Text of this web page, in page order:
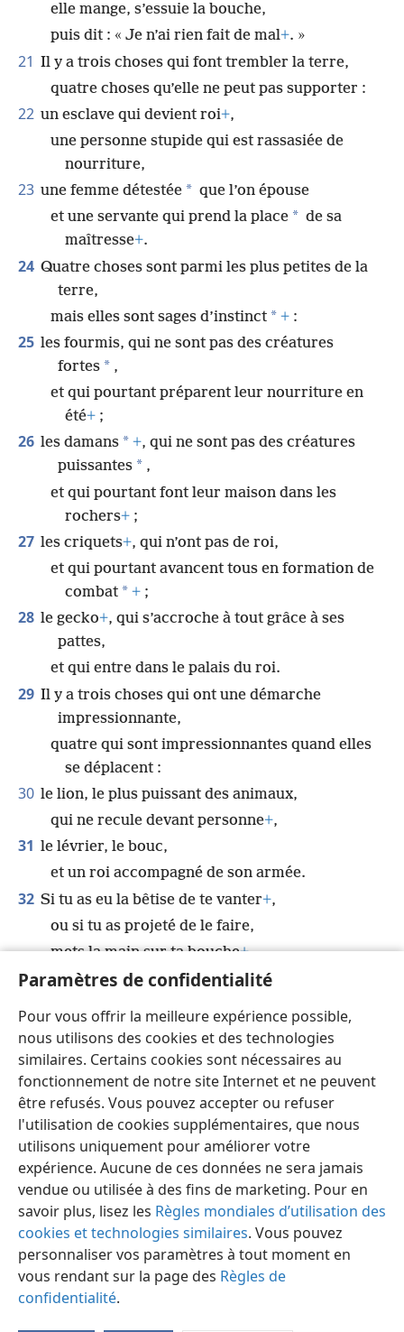
Paramètres de confidentialité
Pour vous offrir la meilleure expérience possible,
nous utilisons des cookies et des technologies
similaires. Certains cookies sont nécessaires au
fonctionnement de notre site Internet et ne peuvent
être refusés. Vous pouvez accepter ou refuser
l'utilisation de cookies supplémentaires, que nous
utilisons uniquement pour améliorer votre
expérience. Aucune de ces données ne sera jamais
vendue ou utilisée à des fins de marketing. Pour en
savoir plus, lisez les Règles mondiales d’utilisation des
cookies et technologies similaires. Vous pouvez
personnaliser vos paramètres à tout moment en
vous rendant sur la page des Règles de
confidentialité.
elle mange, s’essuie la bouche,
puis dit : « Je n’ai rien fait de mal+. »
21 Il y a trois choses qui font trembler la terre,
quatre choses qu’elle ne peut pas supporter :
22 un esclave qui devient roi+,
une personne stupide qui est rassasiée de
nourriture,
23 une femme détestée * que l’on épouse
et une servante qui prend la place * de sa
maîtresse+.
24 Quatre choses sont parmi les plus petites de la
terre,
mais elles sont sages d’instinct * + :
25 les fourmis, qui ne sont pas des créatures
fortes * ,
et qui pourtant préparent leur nourriture en
été+ ;
26 les damans * +, qui ne sont pas des créatures
puissantes * ,
et qui pourtant font leur maison dans les
rochers+ ;
27 les criquets+, qui n’ont pas de roi,
et qui pourtant avancent tous en formation de
combat * + ;
28 le gecko+, qui s’accroche à tout grâce à ses
pattes,
et qui entre dans le palais du roi.
29 Il y a trois choses qui ont une démarche
impressionnante,
quatre qui sont impressionnantes quand elles
se déplacent :
30 le lion, le plus puissant des animaux,
qui ne recule devant personne+,
31 le lévrier, le bouc,
et un roi accompagné de son armée.
32 Si tu as eu la bêtise de te vanter+,
ou si tu as projeté de le faire,
mets la main sur ta bouche+.
33 Car tout comme le battage du lait produit du
et la pression du nez produit du sang,
attiser la colère produit des disputes+.
Français Partager Préférences
Copyright © 2026 Watch Tower Bible and Tract Society of Pennsylvania
Conditions d’utilisation
Règles de confidentialité
Paramètres de confidentialité
JW.ORG Se connecter